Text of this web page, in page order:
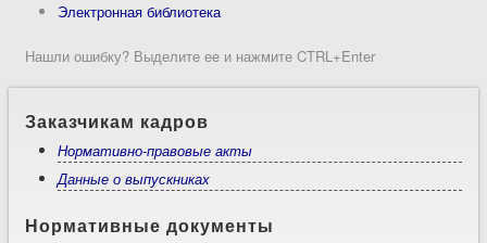
Электронная библиотека
Нашли ошибку? Выделите ее и нажмите CTRL+Enter
Заказчикам кадров
Нормативно-правовые акты
Данные о выпускниках
Нормативные документы